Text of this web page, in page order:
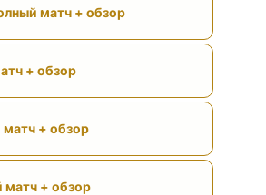
матч + обзор
+ обзор
+ обзор
матч + обзор